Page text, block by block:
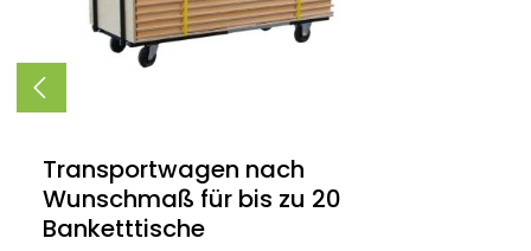
Transportwagen nach
Wunschmaß für bis zu 20
Banketttische